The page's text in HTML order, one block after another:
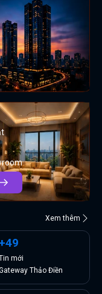
Xem thêm
49
mới
Thảo Điền